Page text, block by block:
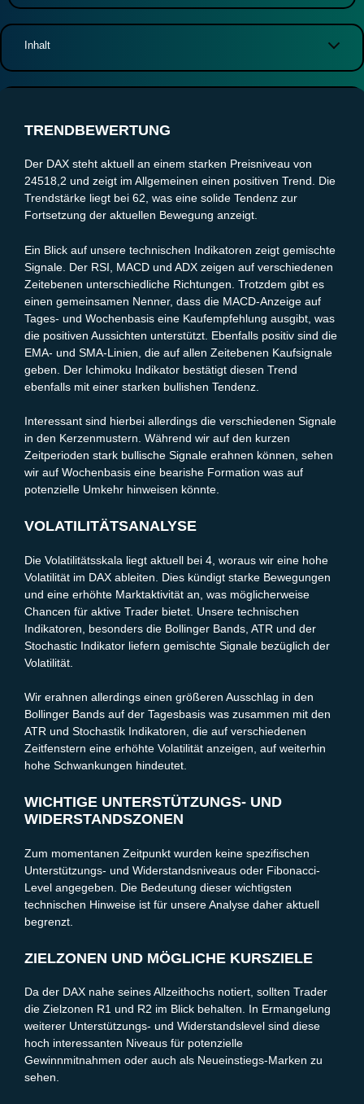
Inhalt
Trendbewertung
Zielzonen und mögliche Kursziele
TRENDBEWERTUNG
Der DAX steht aktuell an einem starken Preisniveau von
24518,2 und zeigt im Allgemeinen einen positiven Trend. Die
Trendstärke liegt bei 62, was eine solide Tendenz zur
Fortsetzung der aktuellen Bewegung anzeigt.
Ein Blick auf unsere technischen Indikatoren zeigt gemischte
Signale. Der RSI, MACD und ADX zeigen auf verschiedenen
Zeitebenen unterschiedliche Richtungen. Trotzdem gibt es
einen gemeinsamen Nenner, dass die MACD-Anzeige auf
Tages- und Wochenbasis eine Kaufempfehlung ausgibt, was
die positiven Aussichten unterstützt. Ebenfalls positiv sind die
EMA- und SMA-Linien, die auf allen Zeitebenen Kaufsignale
geben. Der Ichimoku Indikator bestätigt diesen Trend
ebenfalls mit einer starken bullishen Tendenz.
Interessant sind hierbei allerdings die verschiedenen Signale
in den Kerzenmustern. Während wir auf den kurzen
Zeitperioden stark bullische Signale erahnen können, sehen
wir auf Wochenbasis eine bearishe Formation was auf
potenzielle Umkehr hinweisen könnte.
VOLATILITÄTSANALYSE
Die Volatilitätsskala liegt aktuell bei 4, woraus wir eine hohe
Volatilität im DAX ableiten. Dies kündigt starke Bewegungen
und eine erhöhte Marktaktivität an, was möglicherweise
Chancen für aktive Trader bietet. Unsere technischen
Indikatoren, besonders die Bollinger Bands, ATR und der
Stochastic Indikator liefern gemischte Signale bezüglich der
Volatilität.
Wir erahnen allerdings einen größeren Ausschlag in den
Bollinger Bands auf der Tagesbasis was zusammen mit den
ATR und Stochastik Indikatoren, die auf verschiedenen
Zeitfenstern eine erhöhte Volatilität anzeigen, auf weiterhin
hohe Schwankungen hindeutet.
WICHTIGE UNTERSTÜTZUNGS- UND
WIDERSTANDSZONEN
Zum momentanen Zeitpunkt wurden keine spezifischen
Unterstützungs- und Widerstandsniveaus oder Fibonacci-
Level angegeben. Die Bedeutung dieser wichtigsten
technischen Hinweise ist für unsere Analyse daher aktuell
begrenzt.
ZIELZONEN UND MÖGLICHE KURSZIELE
Da der DAX nahe seines Allzeithochs notiert, sollten Trader
die Zielzonen R1 und R2 im Blick behalten. In Ermangelung
weiterer Unterstützungs- und Widerstandslevel sind diese
hoch interessanten Niveaus für potenzielle
Gewinnmitnahmen oder auch als Neueinstiegs-Marken zu
sehen.